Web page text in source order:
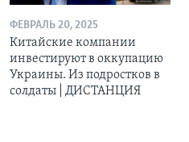
ФЕВРАЛЬ 20, 2025
Китайские компании
инвестируют в оккупацию
Украины. Из подростков в
солдаты | ДИСТАНЦИЯ